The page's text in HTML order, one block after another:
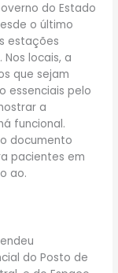
do Estado
o último
estações
Nos locais, a
que sejam
essenciais pelo
a
funcional.
documento
pacientes em
ao.
do Posto de